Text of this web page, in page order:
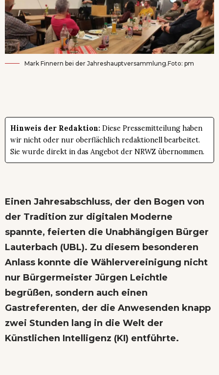
Mark Finnern bei der Jahreshauptversammlung.Foto: pm
Hinweis der Redaktion: Diese Pressemitteilung haben
wir nicht oder nur oberflächlich redaktionell bearbeitet.
Sie wurde direkt in das Angebot der NRWZ übernommen.
Einen Jahresabschluss, der den Bogen von
der Tradition zur digitalen Moderne
spannte, feierten die Unabhängigen Bürger
Lauterbach (UBL). Zu diesem besonderen
Anlass konnte die Wählervereinigung nicht
nur Bürgermeister Jürgen Leichtle
begrüßen, sondern auch einen
Gastreferenten, der die Anwesenden knapp
zwei Stunden lang in die Welt der
Künstlichen Intelligenz (KI) entführte.